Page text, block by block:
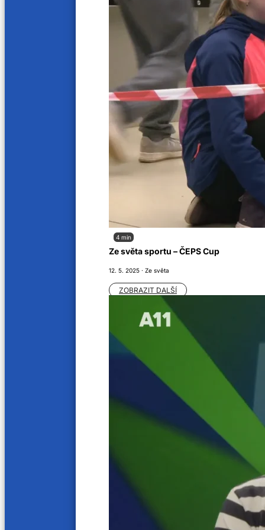
4 min
Ze světa sportu – ČEPS Cup
12. 5. 2025 · Ze světa
ZOBRAZIT DALŠÍ